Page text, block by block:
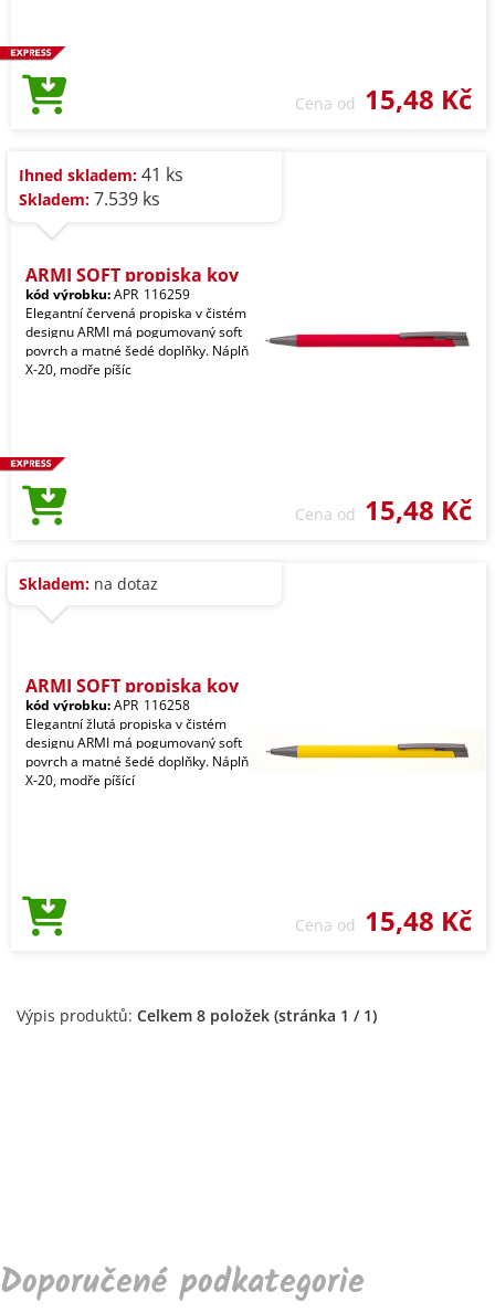
Cena od 15,48 Kč
Ihned skladem: 41 ks
Skladem: 7.539 ks
ARMI SOFT propiska kov
kód výrobku:APR_116259
Elegantní červená propiska v čistém
designu ARMI má pogumovaný soft
povrch a matné šedé doplňky. Náplň
X-20, modře píšíc
Cena od 15,48 Kč
Skladem: na dotaz
ARMI SOFT propiska kov
kód výrobku:APR_116258
Elegantní žlutá propiska v čistém
designu ARMI má pogumovaný soft
povrch a matné šedé doplňky. Náplň
X-20, modře píšící
Cena od 15,48 Kč
Výpis produktů: Celkem 8 položek (stránka 1 / 1)
Doporučené podkategorie